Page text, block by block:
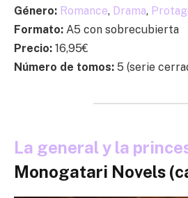
Género: Romance, Drama,
Formato: A5 con sobrecubierta
Precio: 16,95€
Número de tomos: 5 (serie
La general y la
Monogatari Novels